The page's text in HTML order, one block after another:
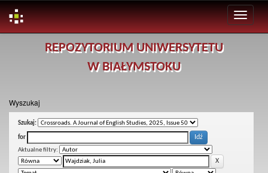
REPOZYTORIUM UNIWERSYTETU
W BIAŁYMSTOKU
Wyszukaj
Szukaj:
for
Aktualne filtry: